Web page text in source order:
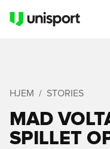
HJEM STORIES
MAD
SPILLET